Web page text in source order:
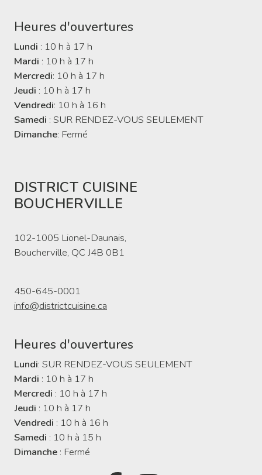
Heures d'ouvertures
Lundi : 10 h à 17 h
Mardi : 10 h à 17 h
Mercredi: 10 h à 17 h
Jeudi : 10 h à 17 h
Vendredi: 10 h à 16 h
Samedi : SUR RENDEZ-VOUS SEULEMENT
Dimanche: Fermé
DISTRICT CUISINE
BOUCHERVILLE
102-1005 Lionel-Daunais,
Boucherville, QC J4B 0B1
450-645-0001
info@districtcuisine.ca
Heures d'ouvertures
Lundi: SUR RENDEZ-VOUS SEULEMENT
Mardi : 10 h à 17 h
Mercredi : 10 h à 17 h
Jeudi : 10 h à 17 h
Vendredi : 10 h à 16 h
Samedi : 10 h à 15 h
Dimanche : Fermé